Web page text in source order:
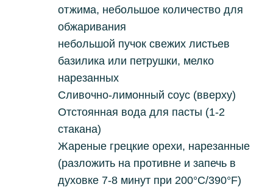
отжима, небольшое количество для
обжаривания
небольшой пучок свежих листьев
базилика или петрушки, мелко
нарезанных
Сливочно-лимонный соус (вверху)
Отстоянная вода для пасты (1-2
стакана)
Жареные грецкие орехи, нарезанные
(разложить на противне и запечь в
духовке 7-8 минут при 200°C/390°F)